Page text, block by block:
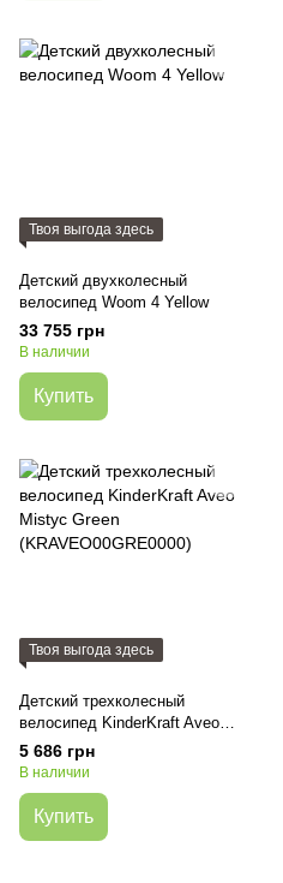
Твоя выгода здесь
Детский двухколесный
велосипед Woom 4 Yellow
33 755 грн
В наличии
Купить
Твоя выгода здесь
Детский трехколесный
велосипед KinderKraft Aveo
Mistyc Green
(KRAVEO00GRE0000)
5 686 грн
В наличии
Купить